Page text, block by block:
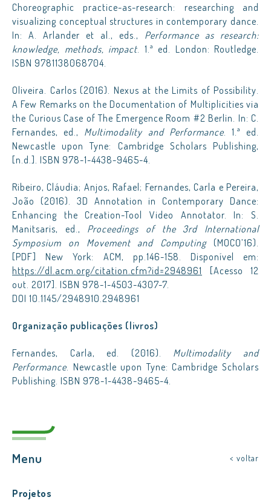
Choreographic practice-as-research: researching and
visualizing conceptual structures in contemporary dance.
In: A. Arlander et al., eds., Performance as research:
knowledge, methods, impact. 1.ª ed. London: Routledge.
ISBN 9781138068704.
Oliveira. Carlos (2016). Nexus at the Limits of Possibility.
A Few Remarks on the Documentation of Multiplicities via
the Curious Case of The Emergence Room #2 Berlin. In: C.
Fernandes, ed., Multimodality and Performance. 1.ª ed.
Newcastle upon Tyne: Cambridge Scholars Publishing,
[n.d.]. ISBN 978-1-4438-9465-4.
Ribeiro, Cláudia; Anjos, Rafael; Fernandes, Carla e Pereira,
João (2016). 3D Annotation in Contemporary Dance:
Enhancing the Creation-Tool Video Annotator. In: S.
Manitsaris, ed., Proceedings of the 3rd International
Symposium on Movement and Computing(MOCO’16).
[PDF] New York: ACM, pp.146-158. Disponível em:
https://dl.acm.org/citation.cfm?id=2948961 [Acesso 12
out. 2017]. ISBN 978-1-4503-4307-7.
DOI 10.1145/2948910.2948961
Organização publicações (livros)
Fernandes, Carla, ed. (2016). Multimodality and
Performance. Newcastle upon Tyne: Cambridge Scholars
Publishing. ISBN 978-1-4438-9465-4.
Menu < voltar
Projetos